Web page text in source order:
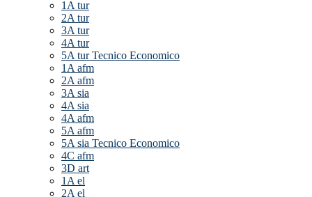
1A tur
2A tur
3A tur
4A tur
5A tur Tecnico Economico
1A afm
2A afm
3A sia
4A sia
4A afm
5A afm
5A sia Tecnico Economico
4C afm
3D art
1A el
2A el